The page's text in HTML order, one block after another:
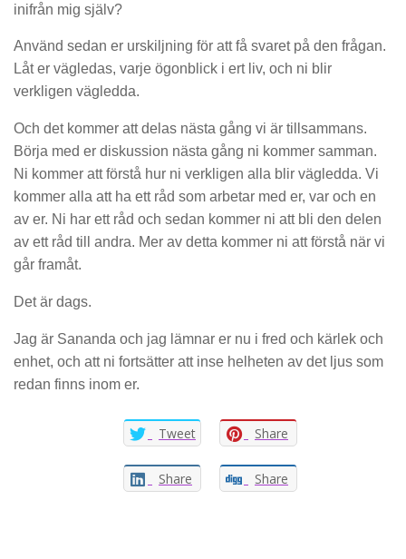
inifrån mig själv?
Använd sedan er urskiljning för att få svaret på den frågan.
Låt er vägledas, varje ögonblick i ert liv, och ni blir
verkligen vägledda.
Och det kommer att delas nästa gång vi är tillsammans.
Börja med er diskussion nästa gång ni kommer samman.
Ni kommer att förstå hur ni verkligen alla blir vägledda. Vi
kommer alla att ha ett råd som arbetar med er, var och en
av er. Ni har ett råd och sedan kommer ni att bli den delen
av ett råd till andra. Mer av detta kommer ni att förstå när vi
går framåt.
Det är dags.
Jag är Sananda och jag lämnar er nu i fred och kärlek och
enhet, och att ni fortsätter att inse helheten av det ljus som
redan finns inom er.
Tweet Share
Share Share